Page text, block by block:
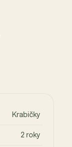
Krabičky
2 roky